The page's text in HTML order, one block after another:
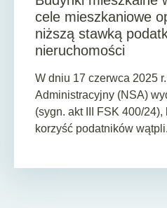
cele mieszkaniowe
niższą stawką
nieruchomości
W dniu 17 czerwca 2025
Administracyjny (NSA)
(sygn. akt III FSK 400/24),
korzyść podatników